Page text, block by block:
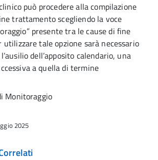
può procedere alla compilazione
trattamento scegliendo la voce
presente tra le cause di fine
tale opzione sarà necessario
dell’apposito calendario, una
a quella di termine
Monitoraggio
2025